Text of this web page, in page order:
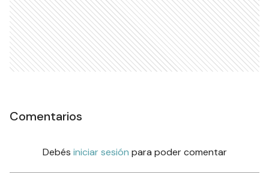
Comentarios
Debés iniciar sesión para poder comentar